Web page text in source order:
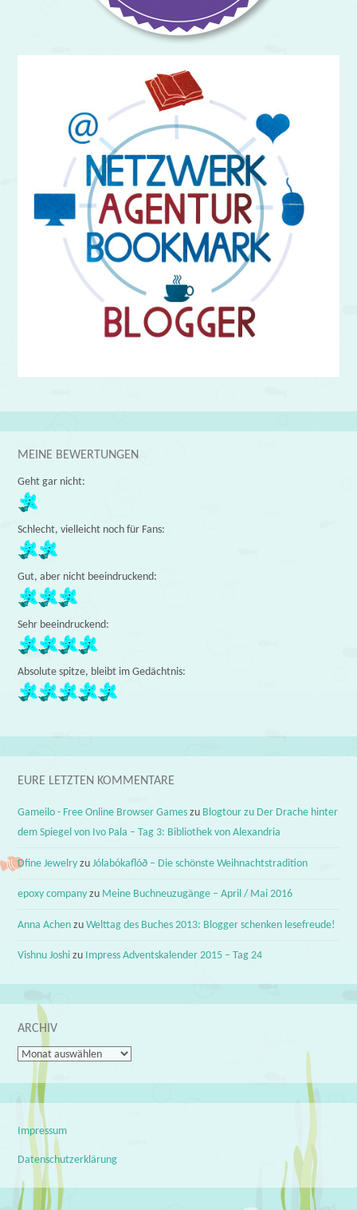
MEINE BEWERTUNGEN
Geht gar nicht:
Schlecht, vielleicht noch für Fans:
Gut, aber nicht beeindruckend:
Sehr beeindruckend:
Absolute spitze, bleibt im Gedächtnis:
EURE LETZTEN KOMMENTARE
Gameilo - Free Online Browser Games zu Blogtour zu Der Drache hinter
dem Spiegel von Ivo Pala – Tag 3: Bibliothek von Alexandria
Dfine Jewelry zuJólabókaflóð – Die schönste Weihnachtstradition
epoxy company zu Meine Buchneuzugänge – April / Mai 2016
Anna Achen zuWelttag des Buches 2013: Blogger schenken lesefreude!
Vishnu Joshi zu Impress Adventskalender 2015 – Tag 24
ARCHIV
Archiv
Impressum
Datenschutzerklärung